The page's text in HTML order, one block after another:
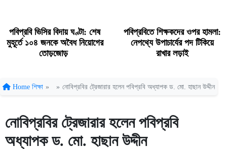
পবিপ্রবি ভিসির বিদায় ঘণ্টা: শেষ
মুহূর্তে ১০৪ জনকে অবৈধ নিয়োগের
তোড়জোড়
পবিপ্রবিতে শিক্ষকদের ওপর হামলা:
নেপথ্যে উপাচার্যের পদ টিকিয়ে
রাখার লড়াই
Home শিক্ষা » » নোবিপ্রবির ট্রেজারার হলেন পবিপ্রবি অধ্যাপক ড. মো. হাছান উদ্দীন
নোবিপ্রবির ট্রেজারার হলেন পবিপ্রবি
অধ্যাপক ড. মো. হাছান উদ্দীন